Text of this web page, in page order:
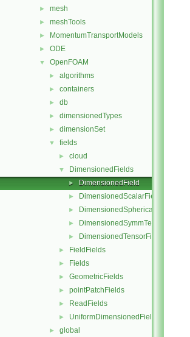
► mesh
► meshTools
► MomentumTransportModels
► ODE
▼ OpenFOAM
► algorithms
► containers
► db
► dimensionedTypes
► dimensionSet
▼ fields
► cloud
▼ DimensionedFields
► DimensionedField
► DimensionedScalarField
► DimensionedSphericalTensorField
► DimensionedSymmTensorField
► DimensionedTensorField
► FieldFields
► Fields
► GeometricFields
► pointPatchFields
► ReadFields
► UniformDimensionedFields
► global